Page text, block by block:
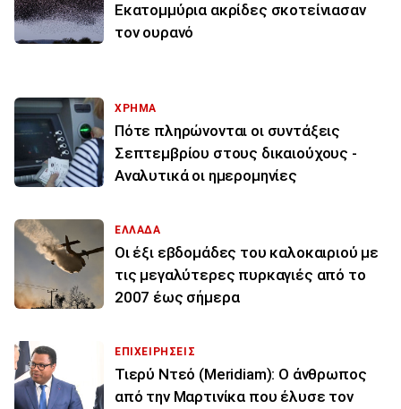
Εκατομμύρια ακρίδες σκοτείνιασαν
τον ουρανό
ΧΡΗΜΑ
Πότε πληρώνονται οι συντάξεις
Σεπτεμβρίου στους δικαιούχους -
Αναλυτικά οι ημερομηνίες
ΕΛΛΑΔΑ
Οι έξι εβδομάδες του καλοκαιριού με
τις μεγαλύτερες πυρκαγιές από το
2007 έως σήμερα
ΕΠΙΧΕΙΡΗΣΕΙΣ
Τιερύ Ντεό (Meridiam): Ο άνθρωπος
από την Μαρτινίκα που έλυσε τον